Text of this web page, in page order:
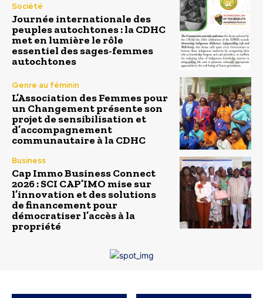
Société
Journée internationale des
peuples autochtones : la CDHC
met en lumière le rôle
essentiel des sages-femmes
autochtones
Genre au féminin
L’Association des Femmes pour
un Changement présente son
projet de sensibilisation et
d’accompagnement
communautaire à la CDHC
Business
Cap Immo Business Connect
2026 : SCI CAP’IMO mise sur
l’innovation et des solutions
de financement pour
démocratiser l’accès à la
propriété